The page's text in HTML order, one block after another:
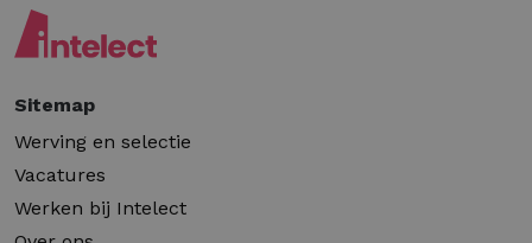
Sitemap
Werving en selectie
Vacatures
Werken bij Intelect